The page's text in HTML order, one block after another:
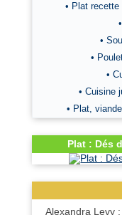
• Plat
•
•
•
• Cuisine
• Plat,
Plat : Dés
Alexandra Levy